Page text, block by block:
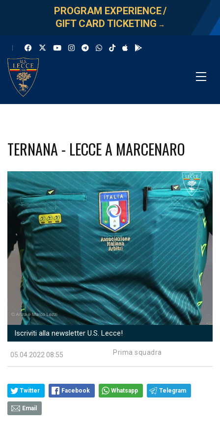
PROGRAM EXPERIENCE/
GIFT CARD TICKETING →
TERNANA - LECCE A MARCENARO
Iscriviti alla newsletter U.S. Lecce!
05.04.2022 08:55 Prima squadra
Twitter Facebook Whatsapp Telegram
Email